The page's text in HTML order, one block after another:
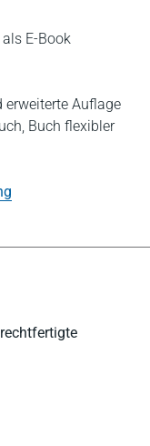
E-Book
erweiterte Auflage
Buch flexibler